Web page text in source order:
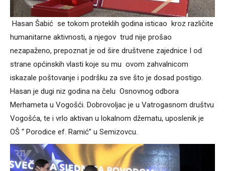
Hasan Šabić se tokom proteklih godina isticao kroz različite
humanitarne aktivnosti, a njegov trud nije prošao
nezapaženo, prepoznat je od šire društvene zajednice I od
strane općinskih vlasti koje su mu ovom zahvalnicom
iskazale poštovanje i podršku za sve što je dosad postigo.
Hasan je dugi niz godina na čelu Osnovnog odbora
Merhameta u Vogošći. Dobrovoljac je u Vatrogasnom društvu
Vogošća, te i vrlo aktivan u lokalnom džematu, uposlenik je
OŠ “ Porodice ef. Ramić” u Semizovcu.